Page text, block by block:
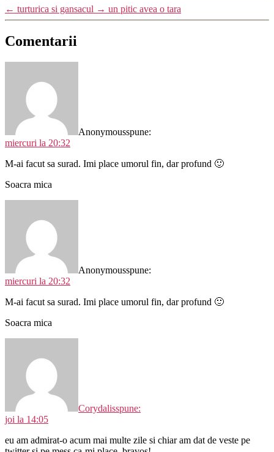
← turturica si gansacul → un pitic avea o tara
Comentarii
Anonymousspune:
miercuri la 20:32
M-ai facut sa surad. Imi place umorul fin, dar profund 🙂
Soacra mica
Anonymousspune:
miercuri la 20:32
M-ai facut sa surad. Imi place umorul fin, dar profund 🙂
Soacra mica
Corydalisspune:
joi la 14:05
eu am admirat-o acum mai multe zile si chiar am dat de veste pe